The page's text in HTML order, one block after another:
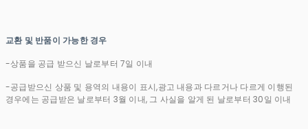
교환 및 반품이 가능한 경우
-상품을 공급 받으신 날로부터 7일 이내
-공급받으신 상품 및 용역의 내용이 표시,광고 내용과 다르거나 다르게 이행된
경우에는 공급받은 날로부터 3월 이내, 그 사실을 알게 된 날로부터 30일 이내